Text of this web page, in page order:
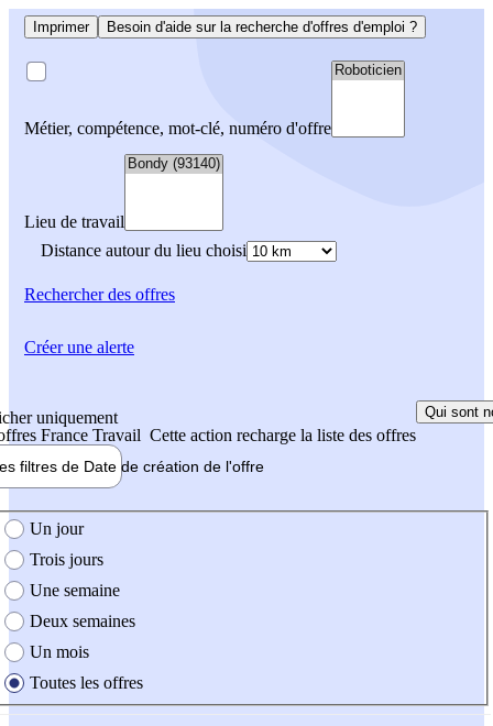
Imprimer Besoin d'aide sur la recherche d'offres d'emploi ?
Métier, compétence, mot-clé, numéro d'offre
Lieu de travail
Distance autour du lieu choisi
Rechercherdes offres
uniquement
France Travail Cette action recharge la liste des offres
Qui sont
filtres de Date de création de l'offre
création de l'offre
Un jour
Trois jours
Une semaine
Deux semaines
Un mois
Toutes les offres
Créer une alerte